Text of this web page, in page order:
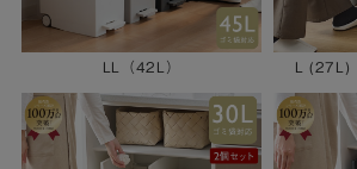
LL（42L） L (27L)